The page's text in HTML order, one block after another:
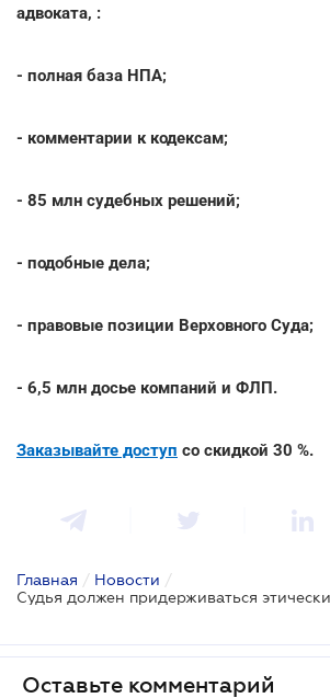
адвоката, :
- полная база НПА;
- комментарии к кодексам;
- 85 млн судебных решений;
- подобные дела;
- правовые позиции Верховного Суда;
- 6,5 млн досье компаний и ФЛП.
Заказывайте доступ со скидкой 30 %.
Главная / Новости /
Оставьте комментарий